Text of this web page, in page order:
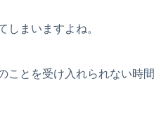
しまいますよね。
ことを受け入れられない時間